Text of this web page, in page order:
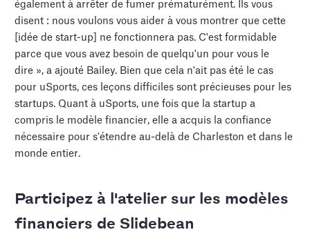
également à arrêter de fumer prématurément. Ils vous
disent : nous voulons vous aider à vous montrer que cette
[idée de start-up] ne fonctionnera pas. C'est formidable
parce que vous avez besoin de quelqu'un pour vous le
dire », a ajouté Bailey. Bien que cela n'ait pas été le cas
pour uSports, ces leçons difficiles sont précieuses pour les
startups. Quant à uSports, une fois que la startup a
compris le modèle financier, elle a acquis la confiance
nécessaire pour s'étendre au-delà de Charleston et dans le
monde entier.
Participez à l'atelier sur les modèles
financiers de Slidebean